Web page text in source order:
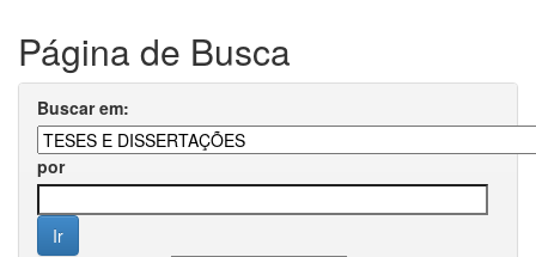
Página de Busca
Buscar em:
por